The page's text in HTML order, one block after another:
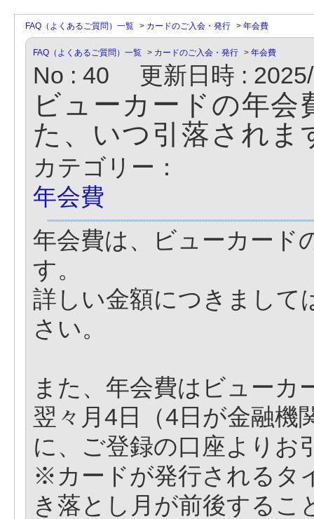
FAQ（よくあるご質問）一覧 > カードのご入会・発行 > 年会費
FAQ（よくあるご質問）一覧 > カードのご入会・発行 > 年会費
No : 40 更新日時 :
ビューカードの年
た、いつ引落されま
カテゴリー：
年会費
年会費は、ビューカード
す。
詳しい金額につきまして
さい。
また、年会費はビューカ
翌々月4日（4日が金融機
に、ご登録の口座よりお
※カードが発行されるタ
き落とし月が前後するこ